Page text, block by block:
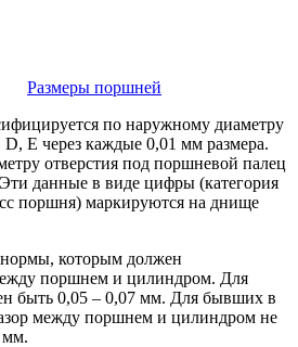
Размеры поршней
по наружному диаметру
E через каждые 0,01 мм размера.
отверстия под поршневой палец
данные в виде цифры (категория
поршня) маркируются на днище
которым должен
поршнем и цилиндром. Для
быть 0,05 – 0,07 мм. Для бывших в
между поршнем и цилиндром не
мм.